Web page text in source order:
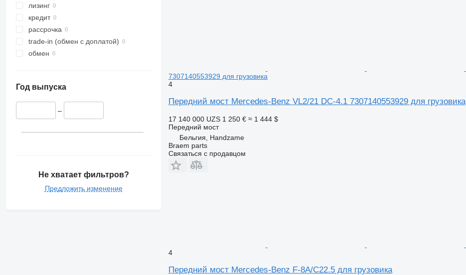
лизинг
кредит
рассрочка
trade-in (обмен с доплатой)
обмен
Год выпуска
–
Не хватает фильтров?
Предложить изменение
7307140553929 для грузовика
4
Передний мост Mercedes-Benz VL2/21 DC-4.1 7307140553929 для грузовика
17 140 000 UZS 1 250 € ≈ 1 444 $
Передний мост
Бельгия, Handzame
Braem parts
Связаться с продавцом
4
Передний мост Mercedes-Benz F-8A/C22.5 для грузовика